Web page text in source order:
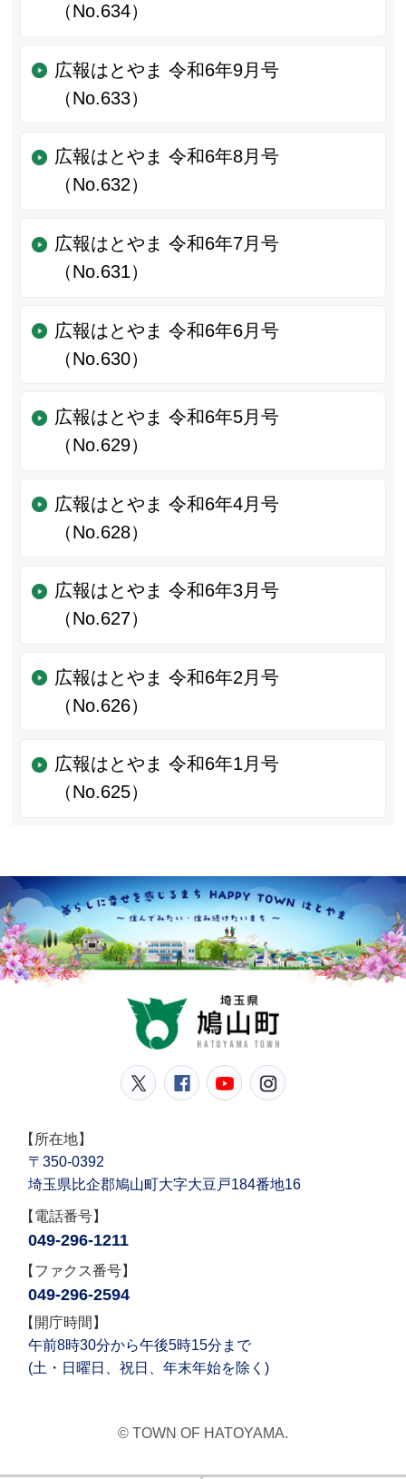
（No.634）
広報はとやま 令和6年9月号
（No.633）
広報はとやま 令和6年8月号
（No.632）
広報はとやま 令和6年7月号
（No.631）
広報はとやま 令和6年6月号
（No.630）
広報はとやま 令和6年5月号
（No.629）
広報はとやま 令和6年4月号
（No.628）
広報はとやま 令和6年3月号
（No.627）
広報はとやま 令和6年2月号
（No.626）
広報はとやま 令和6年1月号
（No.625）
鳩山町公式Twitter
鳩山町公式Facebook
鳩山町公式
【所在地】
〒350-0392
埼玉県比企郡鳩山町大字大豆戸184番地16
【電話番号】
049-296-1211
【ファクス番号】
049-296-2594
【開庁時間】
午前8時30分から午後5時15分まで
(土・日曜日、祝日、年末年始を除く)
© TOWN OF HATOYAMA.